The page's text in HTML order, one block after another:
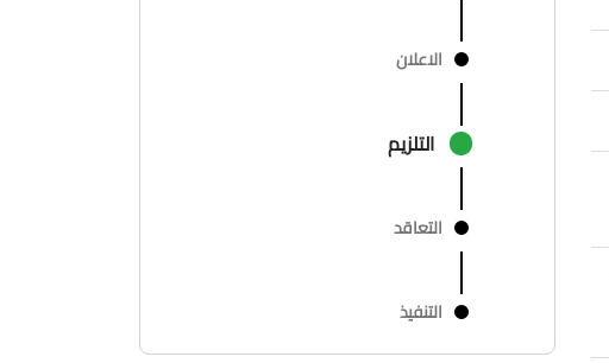
الاعلان
التلزيم
التعاقد
التنفيذ